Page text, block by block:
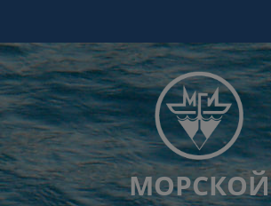
МОРСКОЙ